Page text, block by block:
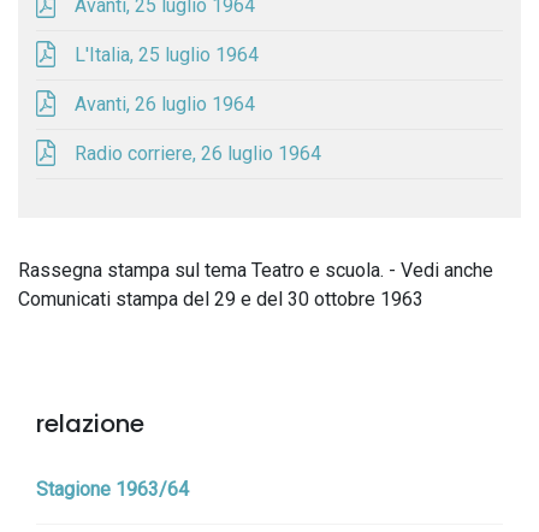
Avanti, 25 luglio 1964
L'Italia, 25 luglio 1964
Avanti, 26 luglio 1964
Radio corriere, 26 luglio 1964
Rassegna stampa sul tema Teatro e scuola. - Vedi anche
Comunicati stampa del 29 e del 30 ottobre 1963
relazione
Stagione 1963/64